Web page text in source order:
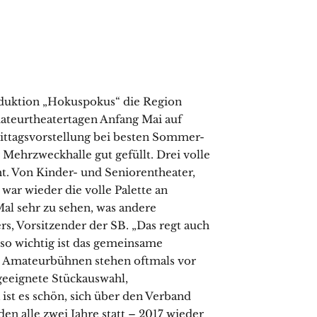
„Hokuspokus“ die Region
Anfang Mai auf
bei besten Sommer-
gut gefüllt. Drei volle
Von Kinder- und Seniorentheater,
wieder die volle Palette an
sehr zu sehen, was andere
Vorsitzender der SB. „Das regt auch
wichtig ist das gemeinsame
stehen oftmals vor
Stückauswahl,
es schön, sich über den Verband
alle zwei Jahre statt – 2017 wieder